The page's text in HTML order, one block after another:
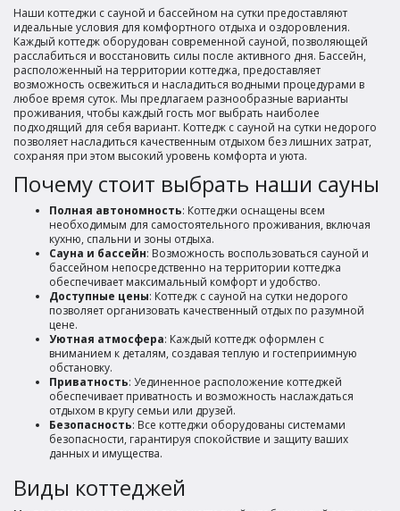
Наши коттеджи с сауной и бассейном на сутки предоставляют
идеальные условия для комфортного отдыха и оздоровления.
Каждый коттедж оборудован современной сауной, позволяющей
расслабиться и восстановить силы после активного дня. Бассейн,
расположенный на территории коттеджа, предоставляет
возможность освежиться и насладиться водными процедурами в
любое время суток. Мы предлагаем разнообразные варианты
проживания, чтобы каждый гость мог выбрать наиболее
подходящий для себя вариант. Коттедж с сауной на сутки недорого
позволяет насладиться качественным отдыхом без лишних затрат,
сохраняя при этом высокий уровень комфорта и уюта.
Почему стоит выбрать наши сауны
Полная автономность: Коттеджи оснащены всем
необходимым для самостоятельного проживания, включая
кухню, спальни и зоны отдыха.
Сауна и бассейн: Возможность воспользоваться сауной и
бассейном непосредственно на территории коттеджа
обеспечивает максимальный комфорт и удобство.
Доступные цены: Коттедж с сауной на сутки недорого
позволяет организовать качественный отдых по разумной
цене.
Уютная атмосфера: Каждый коттедж оформлен с
вниманием к деталям, создавая теплую и гостеприимную
обстановку.
Приватность: Уединенное расположение коттеджей
обеспечивает приватность и возможность наслаждаться
отдыхом в кругу семьи или друзей.
Безопасность: Все коттеджи оборудованы системами
безопасности, гарантируя спокойствие и защиту ваших
данных и имущества.
Виды коттеджей